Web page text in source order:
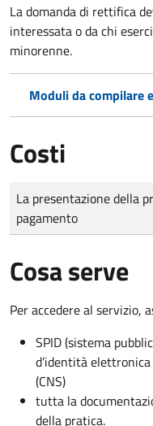
La domanda di rettifica
interessata oda chi
minorenne.
Moduli da compilare
Costi
Tipo di pagamento
Importo
La presentazione della
pagamento
Cosa serve
Per accedere al servizio,
SPID (sistema
d’identità
(CNS)
tutta la
della pratica.